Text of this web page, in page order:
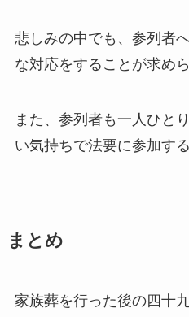
悲しみの中でも、参列者
な対応をすることが求めら
また、参列者も一人ひと
い気持ちで法要に参加す
まとめ
家族葬を行った後の四十